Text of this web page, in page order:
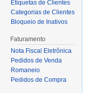
Etiquetas de Clientes
Categorias de Clientes
Bloqueio de Inativos
Faturamento
Nota Fiscal Eletrônica
Pedidos de Venda
Romaneio
Pedidos de Compra